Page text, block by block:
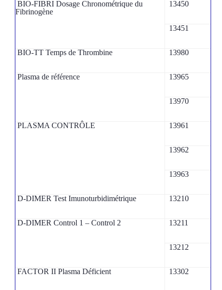
BIO-FIBRI Dosage Chronométrique du
Fibrinogène
13450
13451
BIO-TT Temps de Thrombine 13980
Plasma de référence 13965
13970
PLASMA CONTRÔLE 13961
13962
13963
D-DIMER Test Imunoturbidimétrique 13210
D-DIMER Control 1 – Control 2 13211
13212
FACTOR II Plasma Déficient 13302